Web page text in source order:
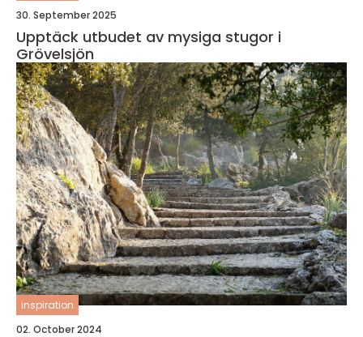
30. September 2025
Upptäck utbudet av mysiga stugor i
Grövelsjön
inspiration
02. October 2024